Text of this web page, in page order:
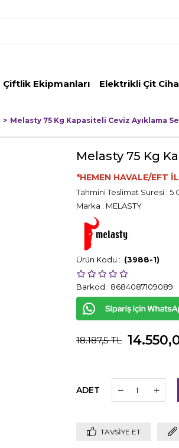
Çiftlik Ekipmanları Elektrikli Çit
Melasty 75 Kg Kapasiteli Ceviz Ayıklama
Melasty 75 Kg
*HEMEN HAVALE/EFT
Tahmini Teslimat Süresi : 5
Marka : MELASTY
(3988-1)
Barkod : 8684087109089
18.187,5 TL
ADET
TAVSIYE ET